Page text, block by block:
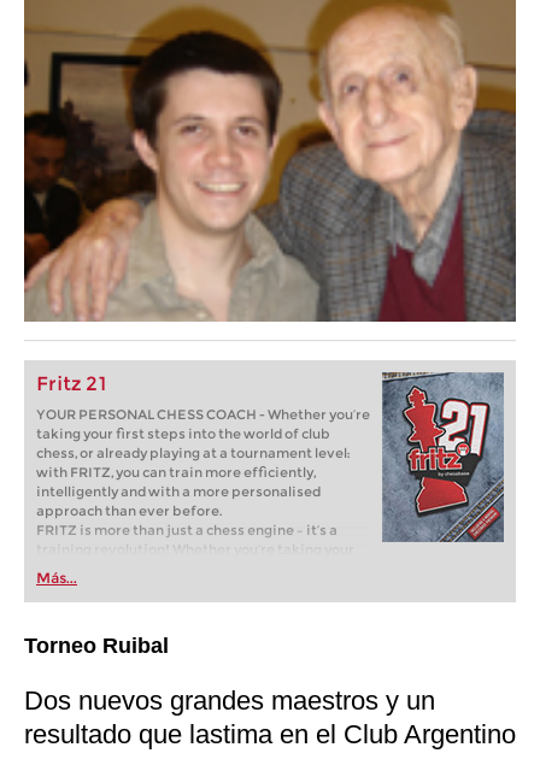
Fritz 21
YOUR PERSONAL CHESS COACH - Whether you’re
taking your first steps into the world of club
chess, or already playing at a tournament level:
with FRITZ, you can train more efficiently,
intelligently and with a more personalised
approach than ever before.
FRITZ is more than just a chess engine – it’s a
training revolution! Whether you’re taking your
first steps into the world of club chess, or already
playing at a tournament level: with FRITZ, you can
train more efficiently, intelligently and with a
Más...
Torneo Ruibal
Dos nuevos grandes maestros y un
resultado que lastima en el Club Argentino